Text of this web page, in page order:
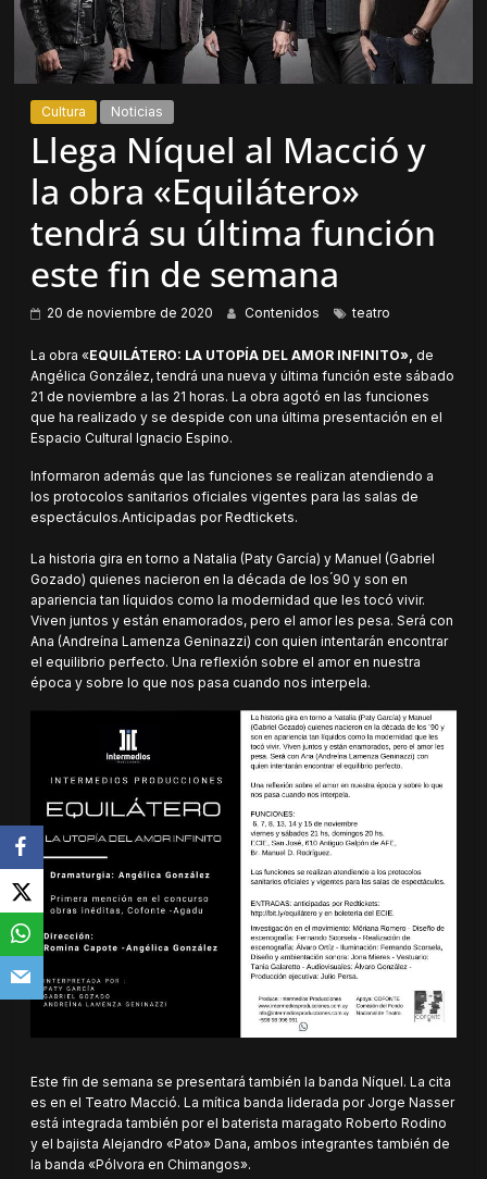
Cultura Noticias
Llega Níquel al Macció y
la obra «Equilátero»
tendrá su última función
este fin de semana
20 de noviembre de 2020 Contenidos teatro
La obra «EQUILÁTERO: LA UTOPÍA DEL AMOR INFINITO», de
Angélica González, tendrá una nueva y última función este sábado
21 de noviembre a las 21 horas. La obra agotó en las funciones
que ha realizado y se despide con una última presentación en el
Espacio Cultural Ignacio Espino.
Informaron además que las funciones se realizan atendiendo a
los protocolos sanitarios oficiales vigentes para las salas de
espectáculos.Anticipadas por Redtickets.
La historia gira en torno a Natalia (Paty García) y Manuel (Gabriel
Gozado) quienes nacieron en la década de los ́90 y son en
apariencia tan líquidos como la modernidad que les tocó vivir.
Viven juntos y están enamorados, pero el amor les pesa. Será con
Ana (Andreína Lamenza Geninazzi) con quien intentarán encontrar
el equilibrio perfecto. Una reflexión sobre el amor en nuestra
época y sobre lo que nos pasa cuando nos interpela.
Este fin de semana se presentará también la banda Níquel. La cita
es en el Teatro Macció. La mítica banda liderada por Jorge Nasser
está integrada también por el baterista maragato Roberto Rodino
y el bajista Alejandro «Pato» Dana, ambos integrantes también de
la banda «Pólvora en Chimangos».